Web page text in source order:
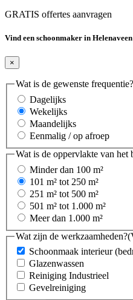
GRATIS offertes aanvragen
Vind een schoonmaker in Helenaveen
×
Wat is de gewenste frequentie?
Dagelijks
Wekelijks
Maandelijks
Eenmalig / op afroep
Wat is de oppervlakte van het
Minder dan 100 m²
101 m² tot 250 m²
251 m² tot 500 m²
501 m² tot 1.000 m²
Meer dan 1.000 m²
Wat zijn de werkzaamheden?
Schoonmaak interieur
Glazenwassen
Reiniging Industrieel
Gevelreiniging